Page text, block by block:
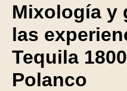
Mixología y
las
Tequila
Polanco